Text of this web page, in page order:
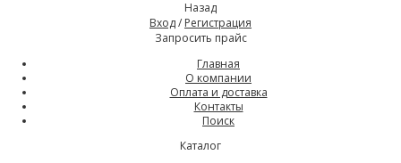
Назад
Вход/ Регистрация
Запросить прайс
Главная
О компании
Оплата и доставка
Контакты
Поиск
Каталог